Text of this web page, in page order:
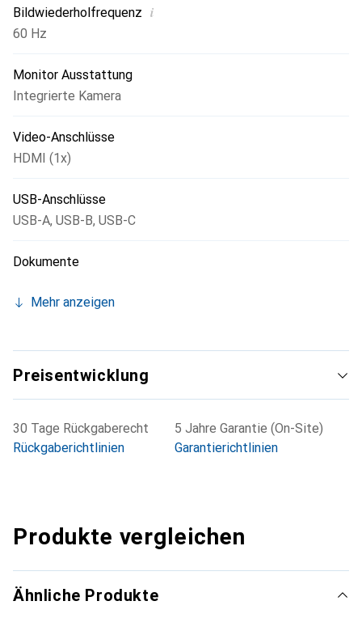
Bildwiederholfrequenz i
60 Hz
Monitor Ausstattung
Integrierte Kamera
Video-Anschlüsse
HDMI (1x)
USB-Anschlüsse
USB-A, USB-B, USB-C
Dokumente
Mehr anzeigen
Preisentwicklung
30 Tage Rückgaberecht
Rückgaberichtlinien
5 Jahre Garantie (On-Site)
Garantierichtlinien
Produkte vergleichen
Ähnliche Produkte